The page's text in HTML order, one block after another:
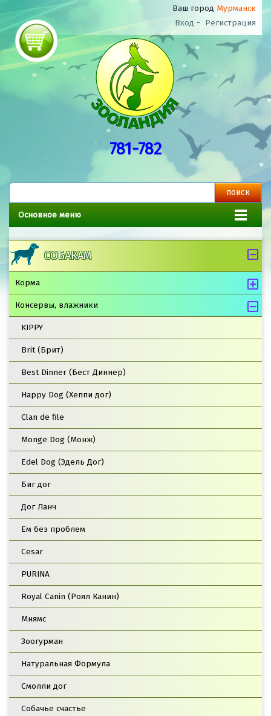
Ваш город Мурманск
Вход - Регистрация
781-782
Основное меню
СОБАКАМ
Корма
Консервы, влажники
KIPPY
Brit (Брит)
Best Dinner (Бест Диннер)
Happy Dog (Хеппи дог)
Clan de file
Monge Dog (Монж)
Edel Dog (Эдель Дог)
Биг дог
Дог Ланч
Ем без проблем
Cesar
PURINA
Royal Canin (Роял Канин)
Мнямс
Зоогурман
Натуральная Формула
Смолли дог
Собачье счастье